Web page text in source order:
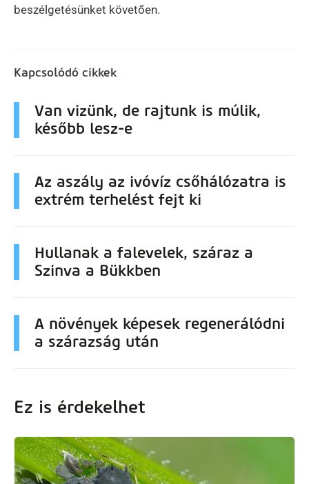
beszélgetésünket követően.
Kapcsolódó cikkek
Van vizünk, de rajtunk is múlik,
később lesz-e
Az aszály az ivóvíz csőhálózatra is
extrém terhelést fejt ki
Hullanak a falevelek, száraz a
Szinva a Bükkben
A növények képesek regenerálódni
a szárazság után
Ez is érdekelhet